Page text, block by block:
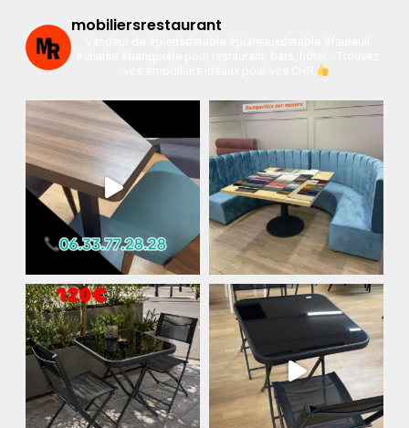
mobiliersrestaurant